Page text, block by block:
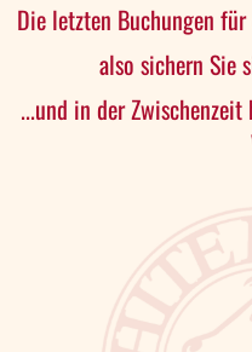
Die letzten Buchungen
also sichern Sie
...und in der